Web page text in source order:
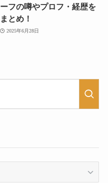
ーフの噂やプロフ・経歴を
まとめ！
2025年6月28日